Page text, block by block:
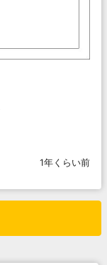
1年くらい前